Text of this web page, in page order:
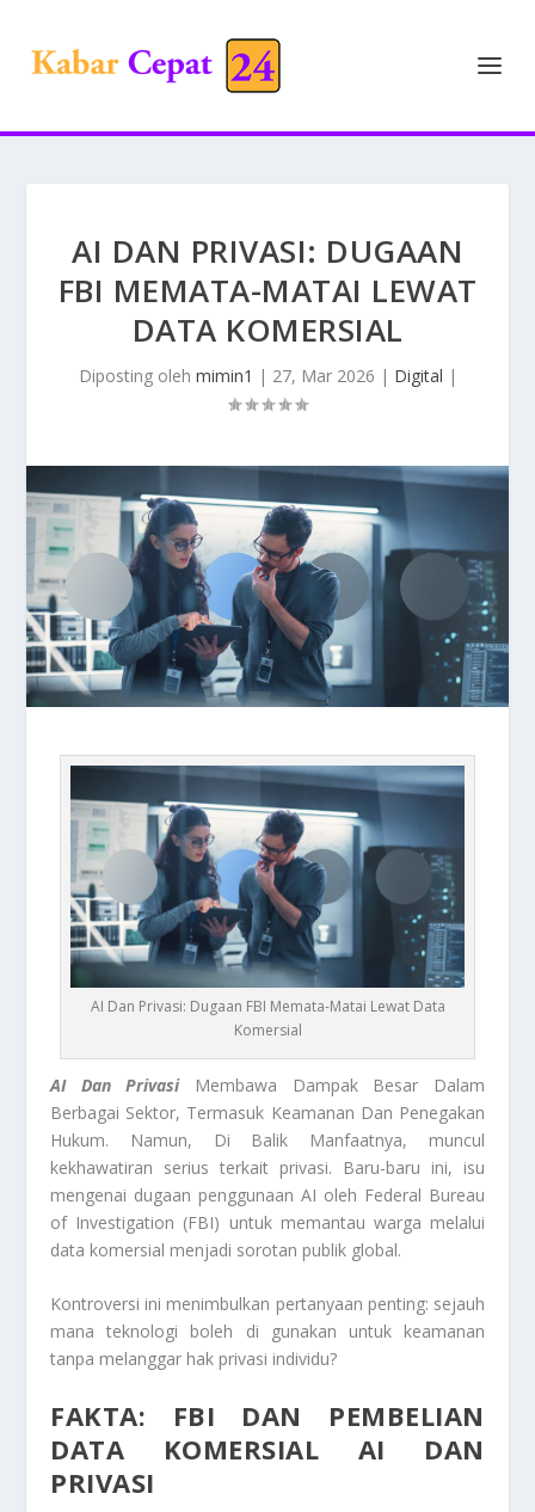
AI DAN PRIVASI: DUGAAN
FBI MEMATA-MATAI LEWAT
DATA KOMERSIAL
Diposting oleh mimin1 | 27, Mar 2026 | Digital |
AI Dan Privasi: Dugaan FBI Memata-Matai Lewat Data
Komersial
AI Dan PrivasiMembawa Dampak Besar Dalam
Berbagai Sektor, Termasuk Keamanan Dan Penegakan
Hukum. Namun, Di Balik Manfaatnya, muncul
kekhawatiran serius terkait privasi. Baru-baru ini, isu
mengenai dugaan penggunaan AI oleh Federal Bureau
of Investigation (FBI) untuk memantau warga melalui
data komersial menjadi sorotan publik global.
Kontroversi ini menimbulkan pertanyaan penting: sejauh
mana teknologi boleh di gunakan untuk keamanan
tanpa melanggar hak privasi individu?
FAKTA: FBI DAN PEMBELIAN
DATA KOMERSIAL AI DAN
PRIVASI